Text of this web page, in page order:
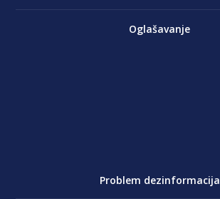
Oglašavanje
Problem dezinformacija